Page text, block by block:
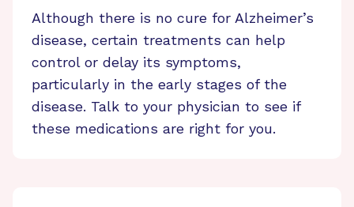
Although there is no cure for Alzheimer’s
disease, certain treatments can help
control or delay its symptoms,
particularly in the early stages of the
disease. Talk to your physician to see if
these medications are right for you.